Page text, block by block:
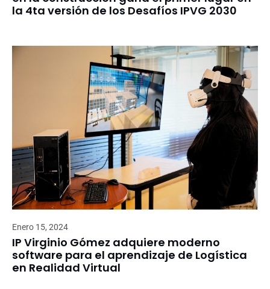
la 4ta versión de los Desafíos IPVG 2030
Enero 15, 2024
IP Virginio Gómez adquiere moderno
software para el aprendizaje de Logística
en Realidad Virtual